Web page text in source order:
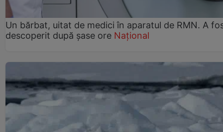
Un bărbat, uitat de medici în aparatul de RMN. A
descoperit după șase ore Național